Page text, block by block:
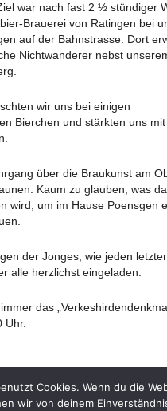
war nach fast 2 ½ stündiger
Brauerei von Ratingen bei
auf der Bahnstrasse. Dort
Nichtwanderer nebst
wir uns bei einigen
Bierchen und stärkten uns
über die Braukunst am
Kaum zu glauben, was
wird, um im Hause Poensgen
der Jonges, wie jeden
alle herzlichst eingeladen.
das
Uhr.
Cookies. Wenn du die
wir von deinem